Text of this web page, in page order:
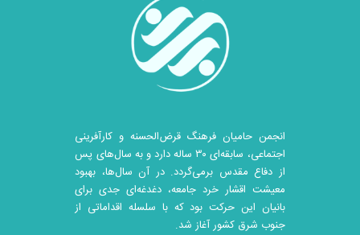
انجمن حامیان فرهنگ قرض‌الحسنه و کارآفرینی
اجتماعی، سابقه‌ای ۳۰ ساله دارد و به سال‌های پس
از دفاع مقدس برمی‌گردد. در آن سال‎‌ها، بهبود
معیشت اقشار خرد جامعه، دغدغه‌ای جدی برای
بانیان این حرکت بود که با سلسله اقداماتی از
جنوب شرق کشور آغاز شد.